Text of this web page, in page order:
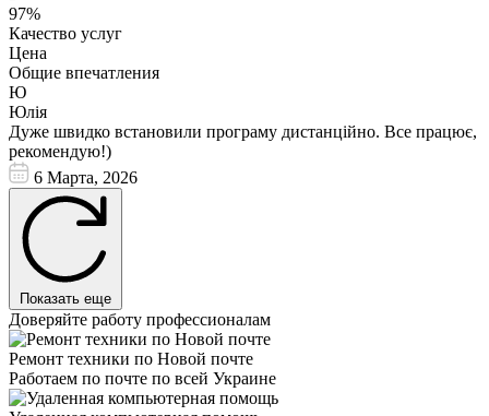
97%
Качество услуг
Цена
Общие впечатления
Ю
Юлія
Дуже швидко встановили програму дистанційно. Все працює,
рекомендую!)
6 Марта, 2026
Показать еще
Доверяйте работу профессионалам
Ремонт техники по Новой почте
Работаем по почте по всей Украине